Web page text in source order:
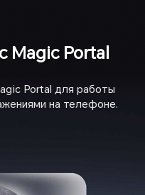
Magic Portal
Portal для работы
на телефоне.